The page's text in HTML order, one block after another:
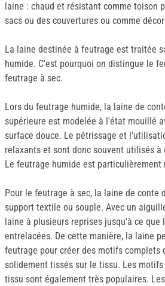
laine : chaud et résistant comme toison
sacs ou des couvertures ou comme
La laine destinée à feutrage est traitée
humide. C'est pourquoi on distingue le
feutrage à sec.
Lors du feutrage humide, la laine de
supérieure est modelée à l'état mouillé
surface douce. Le pétrissage et
relaxants et sont donc souvent utilisés à
Le feutrage humide est particulièrement
Pour le feutrage à sec, la laine de conte
support textile ou souple. Avec un
laine à plusieurs reprises jusqu'à ce que
entrelacées. De cette manière, la laine
feutrage pour créer des motifs complets
solidement tissés sur le tissu. Les
tissu sont également très populaires.